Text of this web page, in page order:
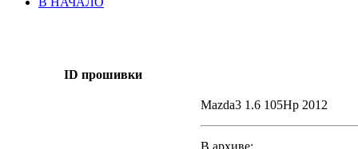
ID прошивки
Mazda3 1.6 105Hp 2012
В архиве: